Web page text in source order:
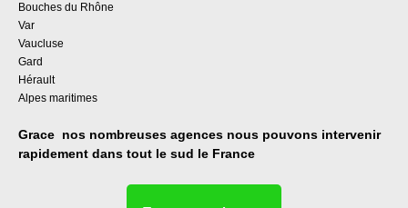
Bouches du Rhône
Var
Vaucluse
Gard
Hérault
Alpes maritimes
Grace nos nombreuses agences nous pouvons intervenir
rapidement dans tout le sud le France